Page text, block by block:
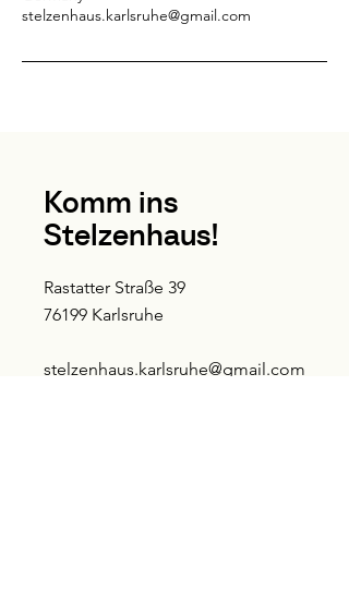
stelzenhaus.karlsruhe@gmail.com
Komm ins
Stelzenhaus!
Rastatter Straße 39
76199 Karlsruhe
stelzenhaus.karlsruhe@gmail.com